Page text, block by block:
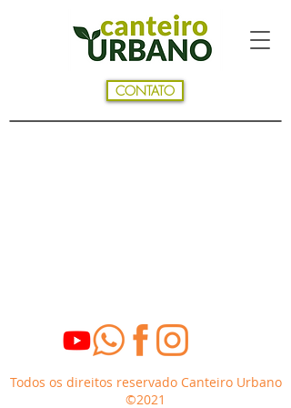
CONTATO
Todos os direitos reservado Canteiro Urbano
©2021